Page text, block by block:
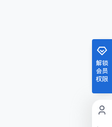
解锁
会员
权限